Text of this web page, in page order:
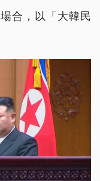
合，以「大韓民